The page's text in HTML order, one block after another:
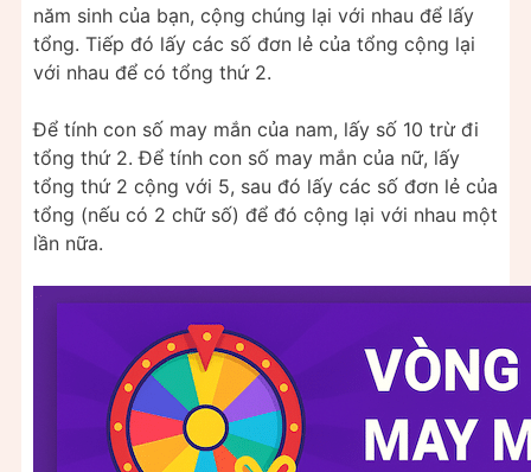
năm sinh của bạn, cộng chúng lại với nhau để lấy
tổng. Tiếp đó lấy các số đơn lẻ của tổng cộng lại
với nhau để có tổng thứ 2.
Để tính con số may mắn của nam, lấy số 10 trừ đi
tổng thứ 2. Để tính con số may mắn của nữ, lấy
tổng thứ 2 cộng với 5, sau đó lấy các số đơn lẻ của
tổng (nếu có 2 chữ số) để đó cộng lại với nhau một
lần nữa.